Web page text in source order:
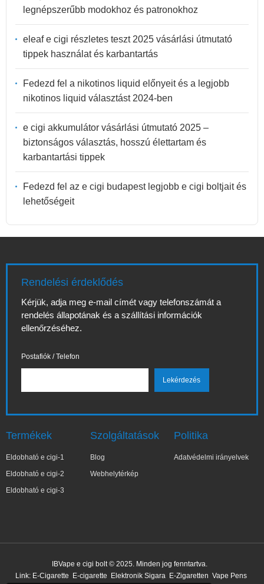
legnépszerűbb modokhoz és patronokhoz
eleaf e cigi részletes teszt 2025 vásárlási útmutató
tippek használat és karbantartás
Fedezd fel a nikotinos liquid előnyeit és a legjobb
nikotinos liquid választást 2024-ben
e cigi akkumulátor vásárlási útmutató 2025 –
biztonságos választás, hosszú élettartam és
karbantartási tippek
Fedezd fel az e cigi budapest legjobb e cigi boltjait és
lehetőségeit
Rendelési érdeklődés
Kérjük, adja meg e-mail címét vagy telefonszámát a
rendelés állapotának és a szállítási információk
ellenőrzéséhez.
Postafiók / Telefon
Termékek
Eldobható e cigi-1
Eldobható e cigi-2
Eldobható e cigi-3
Szolgáltatások
Blog
Webhelytérkép
Politika
Adatvédelmi irányelvek
IBVape e cigi bolt © 2025. Minden jog fenntartva.
Link: E-Cigarette E-cigarette Elektronik Sigara E-Zigaretten Vape Pens
Nemrég vásárolt